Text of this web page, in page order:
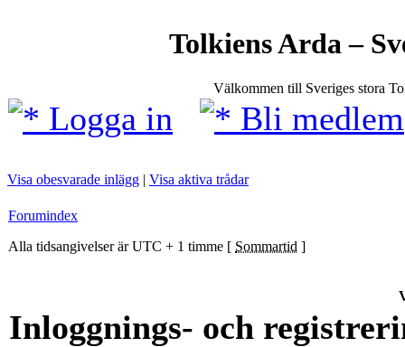
Tolkiens Arda –
Välkommen till Sveriges stora
Logga in Bli medlem
Visa obesvarade inlägg | Visa aktiva trådar
Forumindex
Alla tidsangivelser är UTC + 1 timme [ Sommartid ]
Inloggnings- och